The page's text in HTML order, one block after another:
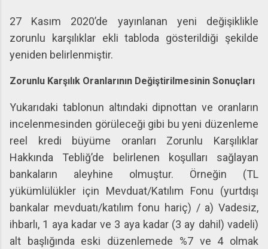
27 Kasım 2020’de yayınlanan yeni değişiklikle
zorunlu karşılıklar ekli tabloda gösterildiği şekilde
yeniden belirlenmiştir.
Zorunlu Karşılık Oranlarının Değiştirilmesinin Sonuçları
Yukarıdaki tablonun altındaki dipnottan ve oranların
incelenmesinden görüleceği gibi bu yeni düzenleme
reel kredi büyüme oranları Zorunlu Karşılıklar
Hakkında Tebliğ’de belirlenen koşulları sağlayan
bankaların aleyhine olmuştur. Örneğin (TL
yükümlülükler için Mevduat/Katılım Fonu (yurtdışı
bankalar mevduatı/katılım fonu hariç) / a) Vadesiz,
ihbarlı, 1 aya kadar ve 3 aya kadar (3 ay dahil) vadeli)
alt başlığında eski düzenlemede %7 ve 4 olmak